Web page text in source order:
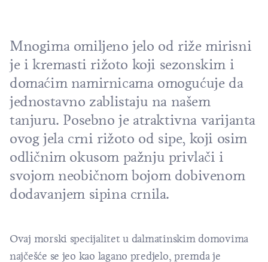
Mnogima omiljeno jelo od riže mirisni
je i kremasti rižoto koji sezonskim i
domaćim namirnicama omogućuje da
jednostavno zablistaju na našem
tanjuru. Posebno je atraktivna varijanta
ovog jela crni rižoto od sipe, koji osim
odličnim okusom pažnju privlači i
svojom neobičnom bojom dobivenom
dodavanjem sipina crnila.
Ovaj morski specijalitet u dalmatinskim domovima
najčešće se jeo kao lagano predjelo, premda je